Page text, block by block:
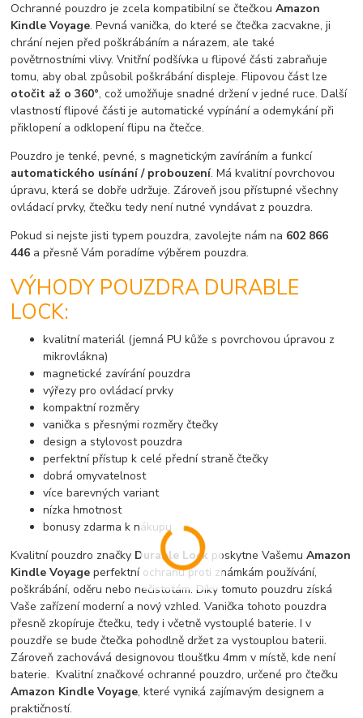
Ochranné pouzdro je zcela kompatibilní se čtečkouAmazon
Kindle Voyage. Pevná vanička, do které se čtečka zacvakne, ji
chrání nejen před poškrábáním a nárazem, ale také
povětrnostními vlivy. Vnitřní podšívka u flipové části zabraňuje
tomu, aby obal způsobil poškrábání displeje. Flipovou část lze
otočit až o 360°, což umožňuje snadné držení v jedné ruce. Další
vlastností flipové části je automatické vypínání a odemykání při
přiklopení a odklopení flipu na čtečce.
Pouzdro je tenké, pevné, s magnetickým zavíráním a funkcí
automatického usínání / probouzení. Má kvalitní povrchovou
úpravu, která se dobře udržuje. Zároveň jsou přístupné všechny
ovládací prvky, čtečku tedy není nutné vyndávat z pouzdra.
Pokud si nejste jisti typem pouzdra, zavolejte nám na 602 866
446 a přesně Vám poradíme výběrem pouzdra.
VÝHODY POUZDRA DURABLE
LOCK:
kvalitní materiál (jemná PU kůže s povrchovou úpravou z
mikrovlákna)
magnetické zavírání pouzdra
výřezy pro ovládací prvky
kompaktní rozměry
vanička s přesnými rozměry čtečky
design a stylovost pouzdra
perfektní přístup k celé přední straně čtečky
dobrá omyvatelnost
více barevných variant
nízka hmotnost
bonusy zdarma k nákupu
Kvalitní pouzdro značky Durable Lock poskytne VašemuAmazon
Kindle Voyage perfektní ochranu proti známkám používání,
poškrábání, oděru nebo nečistotám. Díky tomuto pouzdru získá
Vaše zařízení moderní a nový vzhled. Vanička tohoto pouzdra
přesně zkopíruje čtečku, tedy i včetně vystouplé baterie. I v
pouzdře se bude čtečka pohodlně držet za vystouplou baterii.
Zároveň zachovává designovou tloušťku 4mm v místě, kde není
baterie. Kvalitní značkové ochranné pouzdro, určené pro čtečku
Amazon Kindle Voyage, které vyniká zajímavým designem a
praktičností.